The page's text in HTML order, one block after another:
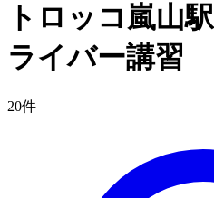
トロッコ嵐山
ライバー講習
20件